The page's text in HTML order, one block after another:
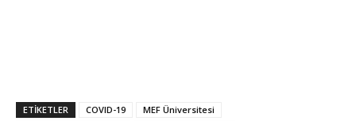
ETIKETLER COVID-19
MEF Üniversitesi